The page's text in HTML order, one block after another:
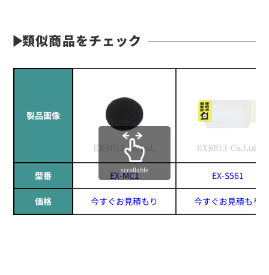
類似商品をチェック
製品画像
型番 EX-MC1 EX-S561
価格 今すぐお見積もり 今すぐお見積もり
scrollable